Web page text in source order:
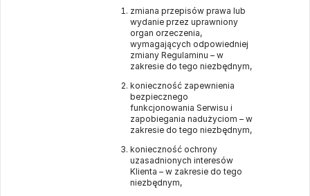
zmiana przepisów prawa lub
wydanie przez uprawniony
organ orzeczenia,
wymagających odpowiedniej
zmiany Regulaminu – w
zakresie do tego niezbędnym,
konieczność zapewnienia
bezpiecznego
funkcjonowania Serwisu i
zapobiegania nadużyciom – w
zakresie do tego niezbędnym,
konieczność ochrony
uzasadnionych interesów
Klienta – w zakresie do tego
niezbędnym,